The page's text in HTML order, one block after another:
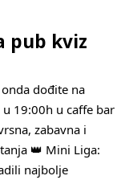
pub kviz
dođite na
19:00h u caffe bar
zabavna i
👑 Mini Liga:
najbolje